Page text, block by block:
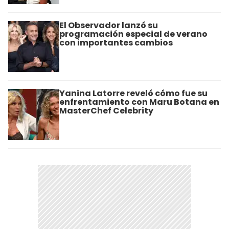
El Observador lanzó su
programación especial de verano
con importantes cambios
Yanina Latorre reveló cómo fue su
enfrentamiento con Maru Botana en
MasterChef Celebrity